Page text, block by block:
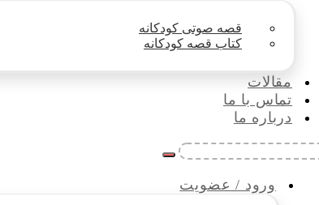
قصه صوتی کودکانه
کتاب قصه کودکانه
مقالات
تماس با ما
درباره ما
ورود / عضویت